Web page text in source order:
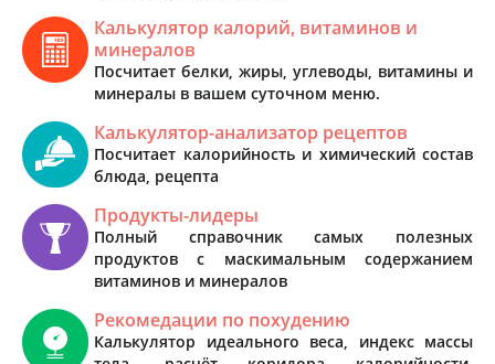
Калькулятор калорий, витаминов и
минералов
Посчитает белки, жиры, углеводы, витамины и
минералы в вашем суточном меню.
Калькулятор-анализатор рецептов
Посчитает калорийность и химический состав
блюда, рецепта
Продукты-лидеры
Полный справочник самых полезных
продуктов с маскимальным содержанием
витаминов и минералов
Рекомедации по похудению
Калькулятор идеального веса, индекс массы